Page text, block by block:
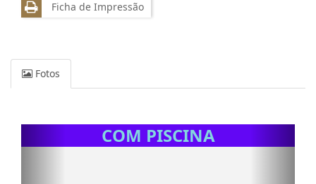
Ficha de Impressão
Fotos